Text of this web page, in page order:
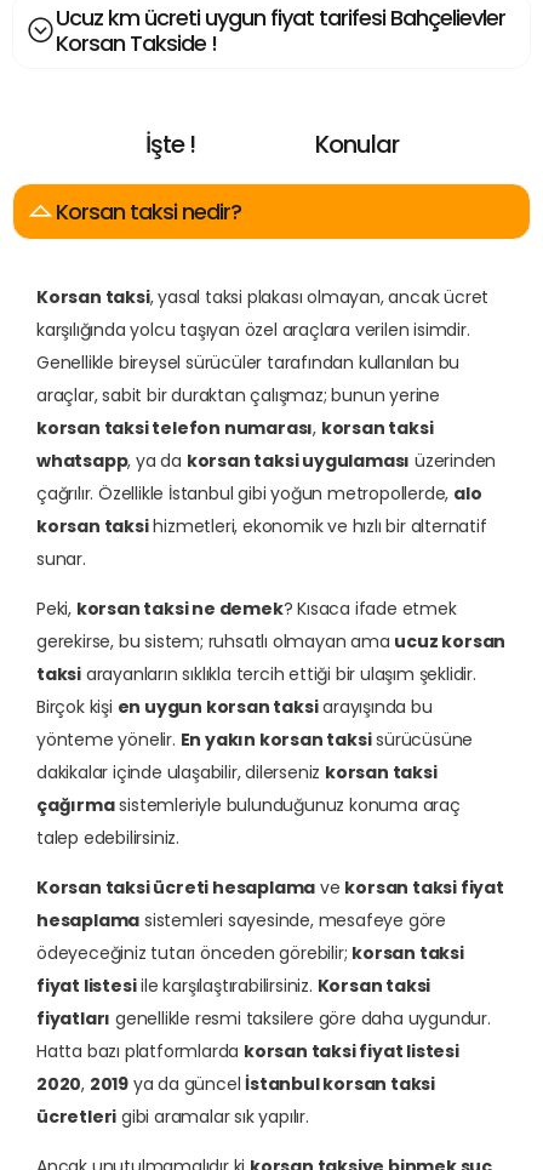
Ucuz km ücreti uygun fiyat tarifesi Bahçelievler
Korsan Takside !
İşte !
Konular
Korsan taksi nedir?
Korsan taksi, yasal taksi plakası olmayan, ancak ücret
karşılığında yolcu taşıyan özel araçlara verilen isimdir.
Genellikle bireysel sürücüler tarafından kullanılan bu
araçlar, sabit bir duraktan çalışmaz; bunun yerine
korsan taksi telefon numarası, korsan taksi
whatsapp, ya da korsan taksi uygulaması üzerinden
çağrılır. Özellikle İstanbul gibi yoğun metropollerde, alo
korsan taksihizmetleri, ekonomik ve hızlı bir alternatif
sunar.
Peki, korsan taksi ne demek? Kısaca ifade etmek
gerekirse, bu sistem; ruhsatlı olmayan ama ucuz korsan
taksi arayanların sıklıkla tercih ettiği bir ulaşım şeklidir.
Birçok kişi en uygun korsan taksiarayışında bu
yönteme yönelir. En yakın korsan taksisürücüsüne
dakikalar içinde ulaşabilir, dilerseniz korsan taksi
çağırmasistemleriyle bulunduğunuz konuma araç
talep edebilirsiniz.
Korsan taksi ücreti hesaplama ve korsan taksi fiyat
hesaplama sistemleri sayesinde, mesafeye göre
ödeyeceğiniz tutarı önceden görebilir; korsan taksi
fiyat listesiile karşılaştırabilirsiniz. Korsan taksi
fiyatları genellikle resmi taksilere göre daha uygundur.
Hatta bazı platformlarda korsan taksi fiyat listesi
2020, 2019 ya da güncelİstanbul korsan taksi
ücretleri gibi aramalar sık yapılır.